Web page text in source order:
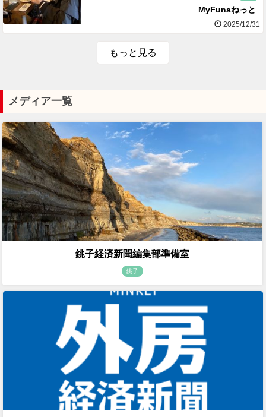
MyFunaねっと
2025/12/31
もっと見る
メディア一覧
銚子経済新聞編集部準備室
銚子